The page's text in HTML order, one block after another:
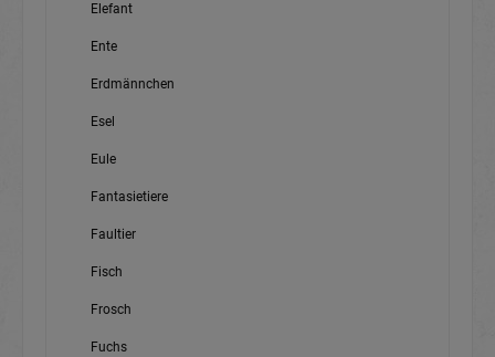
Elefant
Ente
Erdmännchen
Esel
Eule
Fantasietiere
Faultier
Fisch
Frosch
Fuchs